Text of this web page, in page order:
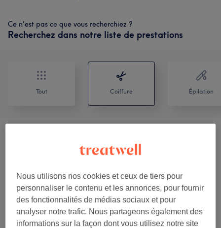
Ce n'est pas ce que vous recherchiez ?
Recherchez dans notre liste de prestations
Tout Coiffure Épilation
Enfant - Coupe De Cheveux Et
Coiffure (3)
à partir de 15 €
Femme - Coupe De Cheveux Et
Coiffure (3)
à partir de 13 €
Nous utilisons nos cookies et ceux de tiers pour
personnaliser le contenu et les annonces, pour fournir
des fonctionnalités de médias sociaux et pour
analyser notre trafic. Nous partageons également des
informations sur la façon dont vous utilisez notre site